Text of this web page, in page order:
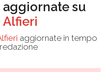
su
aggiornate in tempo